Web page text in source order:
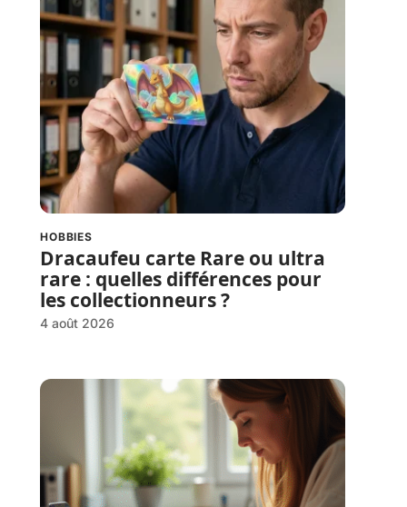
HOBBIES
Dracaufeu carte Rare ou ultra
rare : quelles différences pour
les collectionneurs ?
4 août 2026